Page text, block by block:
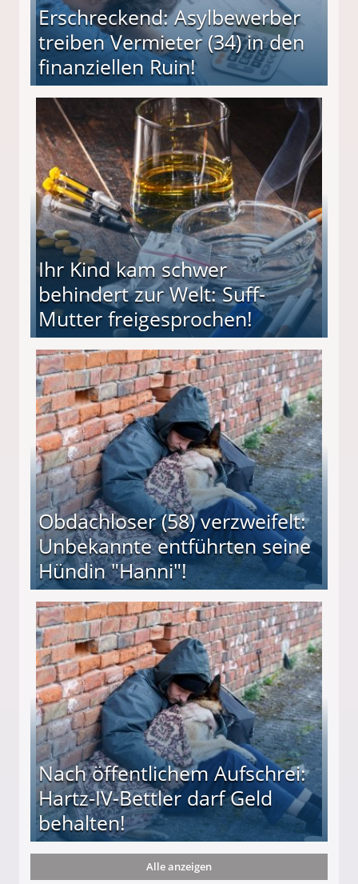
Erschreckend: Asylbewerber
treiben Vermieter (34) in den
finanziellen Ruin!
(34) in den finanziellen Ruin!
Ihr Kind kam schwer
behindert zur Welt: Suff-
Mutter freigesprochen!
Mutter freigesprochen!
Obdachloser (58) verzweifelt:
Unbekannte entführten seine
Hündin "Hanni"!
entführten seine Hündin "Hanni"!
Nach öffentlichem Aufschrei:
Hartz-IV-Bettler darf Geld
behalten!
Alle anzeigen